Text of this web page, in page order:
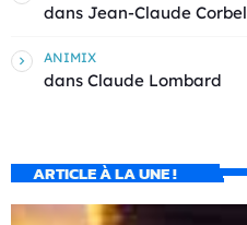
dans Jean-Claude Corbel
ANIMIX
dans Claude Lombard
ARTICLE À LA UNE !